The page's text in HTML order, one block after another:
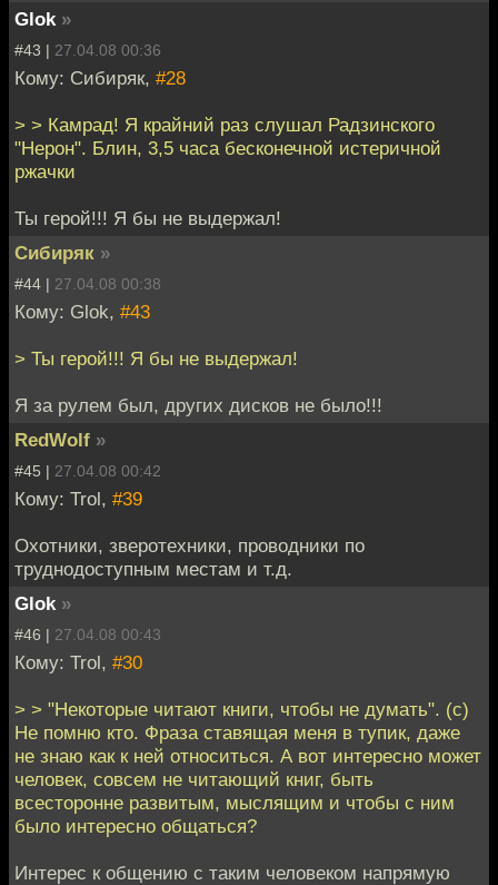
Glok »
#43 | 27.04.08 00:36
Кому: Сибиряк, #28
> > Камрад! Я крайний раз слушал Радзинского
"Нерон". Блин, 3,5 часа бесконечной истеричной
ржачки
Ты герой!!! Я бы не выдержал!
Сибиряк »
#44 | 27.04.08 00:38
Кому: Glok, #43
> Ты герой!!! Я бы не выдержал!
Я за рулем был, других дисков не было!!!
RedWolf »
#45 | 27.04.08 00:42
Кому: Trol, #39
Охотники, зверотехники, проводники по
труднодоступным местам и т.д.
Glok »
#46 | 27.04.08 00:43
Кому: Trol, #30
> > "Некоторые читают книги, чтобы не думать". (с)
Не помню кто. Фраза ставящая меня в тупик, даже
не знаю как к ней относиться. А вот интересно может
человек, совсем не читающий книг, быть
всесторонне развитым, мыслящим и чтобы с ним
было интересно общаться?
Интерес к общению с таким человеком напрямую